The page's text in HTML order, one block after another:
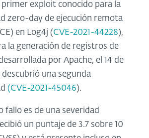
exploit conocido para la
zero-day de ejecución remota
en Log4j (CVE-2021-44228),
la generación de registros de
por Apache, el 14 de
una segunda
(CVE-2021-45046).
fallo es de una severidad
un puntaje de 3.7 sobre 10